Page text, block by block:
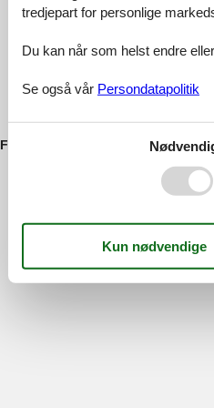
Feline Holidays Feline Holidays A/
tredjepart for personlige
Du kan når som helst endre
Se også vår Persondatapolitik